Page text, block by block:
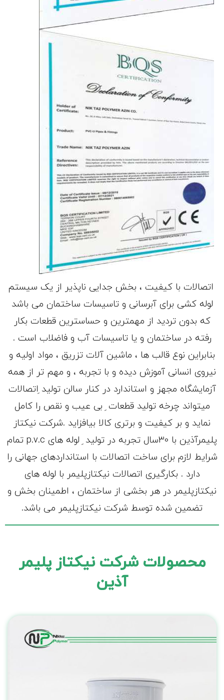
اتصالات با کیفیت ، بخش جدایی ناپذیر از یک سیستم
لوله کشی برای آبرسانی و تاسیسات ساختمان می باشد
که بدون تردید از مهمترین و حساسترین قطعات بکار
رفته در ساختمان و یا تاسیسات آب و فاضلاب است .
بنابراین نوع قالب ها ، ماشین آلات تزریق ، مواد اولیه و
نیروی انسانی آموزش دیده و با تجربه ، و مهم تر از همه
آزمایشگاه مجهز و استاندارد در کنار سالن تولید ِاتصالات
میتواند چرخه تولید قطعات ِ بی عیب و نقص را کامل
نماید و بر کیفیت و برتری کالا بیافزاید .شرکت نیکتاز
پلیمرآذین با 30سال تجربه در تولید ِ لوله های p.v.c تمام
شرایط لازم برای ساخت اتصالات با استانداردهای جهانی را
دارد . بکارگیری اتصالات نیکتازپلیمر با لوله های
نیکتازپلیمر در هر بخشی از ساختمان ، اطمینان بخش و
تضمین شده توسط شرکت نیکتازپلیمر می باشد.
محصولات شرکت نیکتاز پلیمر
آذین